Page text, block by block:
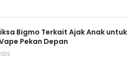
Bigmo Terkait Ajak Anak untuk
Pekan Depan